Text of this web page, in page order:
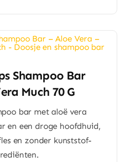
Shampoo Bar
Much 70 G
bar met aloë vera
en een droge hoofdhuid,
en zonder kunststof-